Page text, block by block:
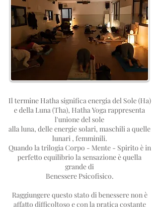
Il termine Hatha significa energia del Sole (Ha)
e della Luna (Tha), Hatha Yoga rappresenta
l'unione del sole
alla luna, delle energie solari, maschili a quelle
lunari , femminili.
Quando la trilogia Corpo - Mente - Spirito è in
perfetto equilibrio la sensazione è quella
grande di
Benessere Psicofisico.
Raggiungere questo stato di benessere non è
affatto difficoltoso e con la pratica costante